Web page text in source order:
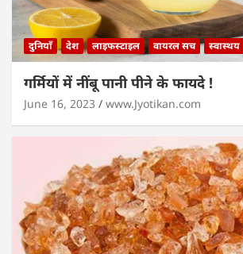
दुनियाँ देश लाइफस्टाइल वायरल सच स्वास्थय
गर्मियों में नींबू पानी पीने के फायदे !
June 16, 2023 www.Jyotikan.com